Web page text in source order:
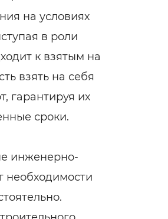
на условиях
в роли
к взятым на
взять на себя
гарантируя их
сроки.
инженерно-
необходимости